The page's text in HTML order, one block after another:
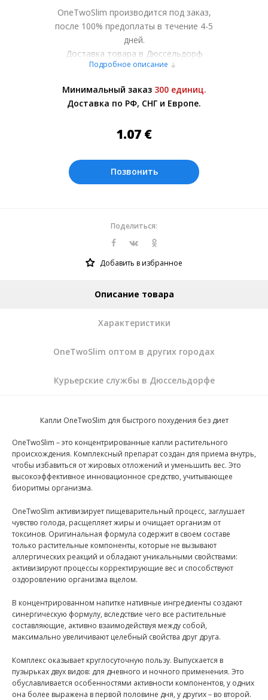
OneTwoSlim производится под заказ,
после 100% предоплаты в течение 4-5
дней.
Доставка товара в Дюссельдорф
осуществляется курьерскими службами
Более подробно при обсуждении заказа с
менеджером.
сайте представлены по курсу ЦБ РФ на
0.137508 €
Подробное описание
Минимальный заказ 300 единиц.
Доставка по РФ, СНГ и Европе.
1.07 €
Позвонить
Поделиться:
Добавить в избранное
Описание товара
Характеристики
OneTwoSlim оптом в других городах
Курьерские службы в Дюссельдорфе
Капли OneTwoSlim для быстрого похудения без диет
OneTwoSlim – это концентрированные капли растительного
происхождения. Комплексный препарат создан для приема внутрь,
чтобы избавиться от жировых отложений и уменьшить вес. Это
высокоэффективное инновационное средство, учитывающее
биоритмы организма.
OneTwoSlim активизирует пищеварительный процесс, заглушает
чувство голода, расщепляет жиры и очищает организм от
токсинов. Оригинальная формула содержит в своем составе
только растительные компоненты, которые не вызывают
аллергических реакций и обладают уникальными свойствами:
активизируют процессы корректирующие вес и способствуют
оздоровлению организма вцелом.
В концентрированном напитке нативные ингредиенты создают
синергическую формулу, вследствие чего все растительные
составляющие, активно взаимодействуя между собой,
максимально увеличивают целебный свойства друг друга.
Комплекс оказывает круглосуточную пользу. Выпускается в
пузырьках двух видов: для дневного и ночного применения. Это
обуславливается особенностями активности компонентов, у одних
она более выражена в первой половине дня, у других – во второй.